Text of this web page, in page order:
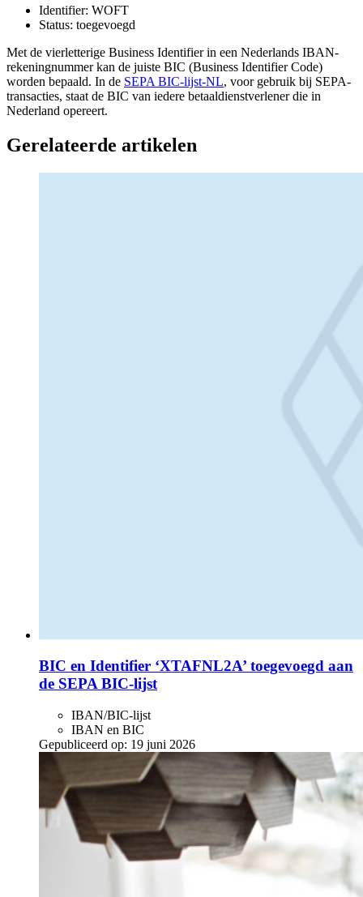
Identifier: WOFT
Status: toegevoegd
Met de vierletterige Business Identifier in een Nederlands IBAN-
rekeningnummer kan de juiste BIC (Business Identifier Code)
worden bepaald. In de SEPA BIC-lijst-NL, voor gebruik bij SEPA-
transacties, staat de BIC van iedere betaaldienstverlener die in
Nederland opereert.
Gerelateerde artikelen
BIC en Identifier ‘XTAFNL2A’ toegevoegd aan
de SEPA BIC-lijst
IBAN/BIC-lijst
IBAN en BIC
Gepubliceerd op: 19 juni 2026